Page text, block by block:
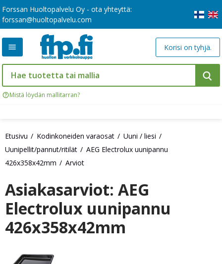
Forssan Huoltopalvelu Oy - ota yhteyttä:
forssan@huoltopalvelu.com
Mistä löydän mallitarran?
Korisi on tyhjä.
Etusivu Kodinkoneiden varaosat
Uuni / liesi
Uunipellit/pannut/ritilät
AEG Electrolux uunipannu
426x358x42mm
Arviot
Asiakasarviot: AEG
Electrolux uunipannu
426x358x42mm